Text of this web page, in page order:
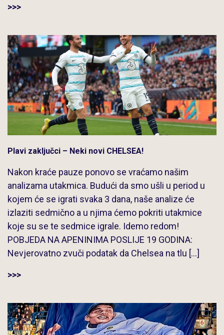
>>>
Plavi zaključci – Neki novi CHELSEA!
Nakon kraće pauze ponovo se vraćamo našim
analizama utakmica. Budući da smo ušli u period u
kojem će se igrati svaka 3 dana, naše analize će
izlaziti sedmično a u njima ćemo pokriti utakmice
koje su se te sedmice igrale. Idemo redom!
POBJEDA NA APENINIMA POSLIJE 19 GODINA:
Nevjerovatno zvuči podatak da Chelsea na tlu […]
>>>